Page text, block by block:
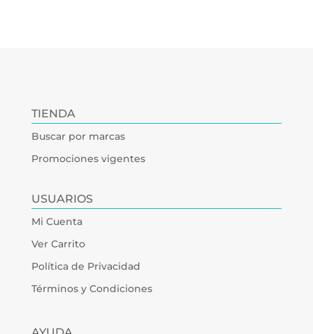
TIENDA
Buscar por marcas
Promociones vigentes
USUARIOS
Mi Cuenta
Ver Carrito
Política de Privacidad
Términos y Condiciones